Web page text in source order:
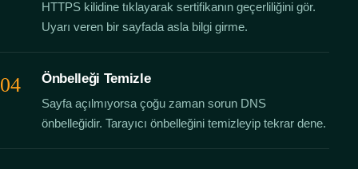
HTTPS kilidine tıklayarak sertifikanın geçerliliğini gör.
Uyarı veren bir sayfada asla bilgi girme.
Önbelleği Temizle
Sayfa açılmıyorsa çoğu zaman sorun DNS
önbelleğidir. Tarayıcı önbelleğini temizleyip tekrar dene.